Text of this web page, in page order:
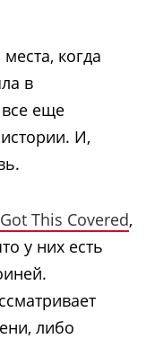
когда
в
еще
И,
This Covered,
у них есть
либо